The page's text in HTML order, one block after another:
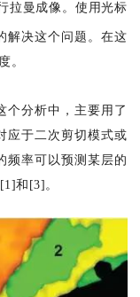
拉曼成像。使用光标
解决这个问题。在这
。
个分析中，主要用了
应于二次剪切模式或
频率可以预测某层的
和[3]。